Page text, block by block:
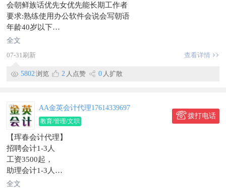
会朝鲜族话优先女优先能长期工作者
要求:熟练使用办公软件会说会写朝语
年龄40岁以下
薪资3000+
工作地点欧式街北头门市
信息有效期到2026/07/21
全文
07-31刷新
查看详情
5802 浏览 2 人点赞 0 人扩散
AA金英会计代理17614339697
教育/管理/文职
拨打电话
【珲春会计代理】
招聘会计1-3人
工资3500起，
助理会计1-3人
工资3000起，随业务能力调整，早八晚五，双休，要求能长干
全文